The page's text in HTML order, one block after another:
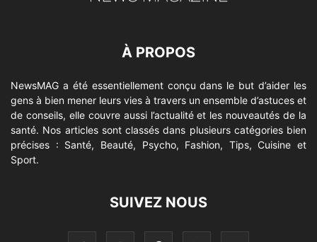
À PROPOS
NewsMAG a été essentiellement conçu dans le but d’aider les
gens à bien mener leurs vies à travers un ensemble d’astuces et
de conseils, elle couvre aussi l’actualité et les nouveautés de la
santé. Nos articles sont classés dans plusieurs catégories bien
précises : Santé, Beauté, Psycho, Fashion, Tips, Cuisine et
Sport.
SUIVEZ NOUS